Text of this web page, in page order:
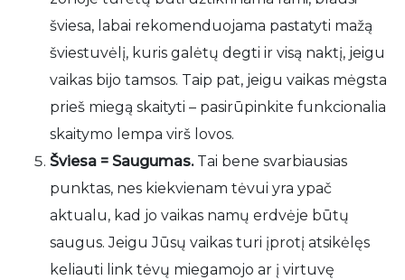
šviesa, labai rekomenduojama pastatyti mažą
šviestuvėlį, kuris galėtų degti ir visą naktį, jeigu
vaikas bijo tamsos. Taip pat, jeigu vaikas mėgsta
prieš miegą skaityti – pasirūpinkite funkcionalia
skaitymo lempa virš lovos.
Šviesa = Saugumas. Tai bene svarbiausias
punktas, nes kiekvienam tėvui yra ypač
aktualu, kad jo vaikas namų erdvėje būtų
saugus. Jeigu Jūsų vaikas turi įprotį atsikėlęs
keliauti link tėvų miegamojo ar į virtuvę